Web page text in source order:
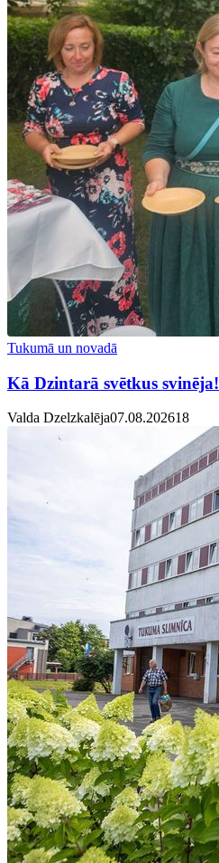
Tukumā un novadā
Kā Dzintarā svētkus svinēja!
Valda Dzelzkalēja07.08.202618